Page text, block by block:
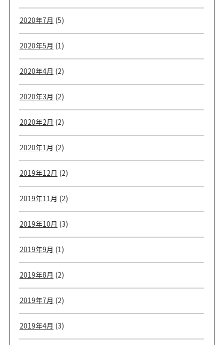
2020年7月 (5)
2020年5月 (1)
2020年4月 (2)
2020年3月 (2)
2020年2月 (2)
2020年1月 (2)
2019年12月 (2)
2019年11月 (2)
2019年10月 (3)
2019年9月 (1)
2019年8月 (2)
2019年7月 (2)
2019年4月 (3)